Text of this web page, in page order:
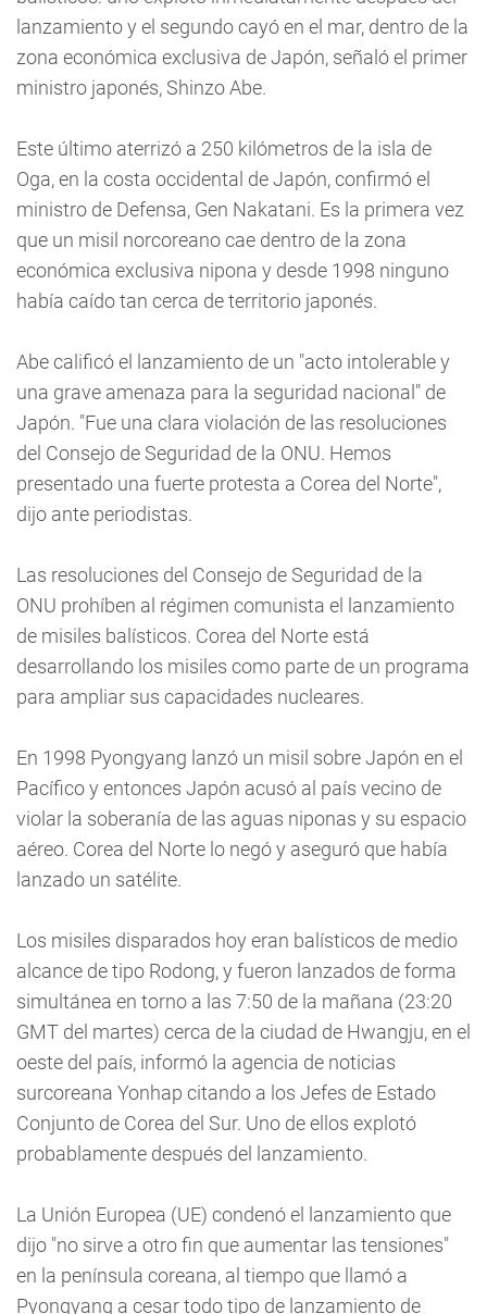
lanzamiento y el segundo cayó en el mar, dentro de la
zona económica exclusiva de Japón, señaló el primer
ministro japonés, Shinzo Abe.
Este último aterrizó a 250 kilómetros de la isla de
Oga, en la costa occidental de Japón, confirmó el
ministro de Defensa, Gen Nakatani. Es la primera vez
que un misil norcoreano cae dentro de la zona
económica exclusiva nipona y desde 1998 ninguno
había caído tan cerca de territorio japonés.
Abe calificó el lanzamiento de un "acto intolerable y
una grave amenaza para la seguridad nacional" de
Japón. "Fue una clara violación de las resoluciones
del Consejo de Seguridad de la ONU. Hemos
presentado una fuerte protesta a Corea del Norte",
dijo ante periodistas.
Las resoluciones del Consejo de Seguridad de la
ONU prohíben al régimen comunista el lanzamiento
de misiles balísticos. Corea del Norte está
desarrollando los misiles como parte de un programa
para ampliar sus capacidades nucleares.
En 1998 Pyongyang lanzó un misil sobre Japón en el
Pacífico y entonces Japón acusó al país vecino de
violar la soberanía de las aguas niponas y su espacio
aéreo. Corea del Norte lo negó y aseguró que había
lanzado un satélite.
Los misiles disparados hoy eran balísticos de medio
alcance de tipo Rodong, y fueron lanzados de forma
simultánea en torno a las 7:50 de la mañana (23:20
GMT del martes) cerca de la ciudad de Hwangju, en el
oeste del país, informó la agencia de noticias
surcoreana Yonhap citando a los Jefes de Estado
Conjunto de Corea del Sur. Uno de ellos explotó
probablamente después del lanzamiento.
La Unión Europea (UE) condenó el lanzamiento que
dijo "no sirve a otro fin que aumentar las tensiones"
en la península coreana, al tiempo que llamó a
Pyongyang a cesar todo tipo de lanzamiento de